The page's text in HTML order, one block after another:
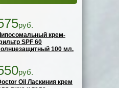
руб.
крем-
SPF 60
100 мл.
руб.
Oil Ласкиния крем